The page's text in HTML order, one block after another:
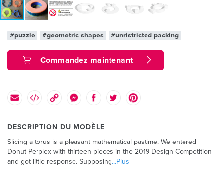
#puzzle #geometric shapes #unristricted packing
Commandez maintenant
DESCRIPTION DU MODÈLE
Slicing a torus is a pleasant mathematical pastime. We entered
Donut Perplex with thirteen pieces in the 2019 Design Competition
and got little response. Supposing...Plus